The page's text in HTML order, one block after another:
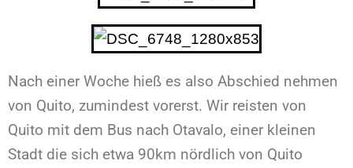
Nach einer Woche hieß es also Abschied nehmen
von Quito, zumindest vorerst. Wir reisten von
Quito mit dem Bus nach Otavalo, einer kleinen
Stadt die sich etwa 90km nördlich von Quito